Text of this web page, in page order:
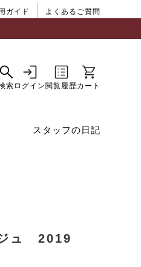
ガイド よくあるご質問
スタッフの日記
ュ 2019